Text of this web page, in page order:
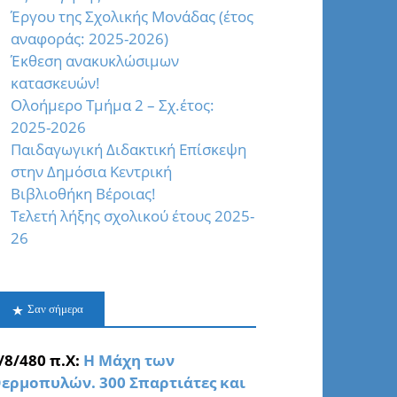
Έργου της Σχολικής Μονάδας (έτος
αναφοράς: 2025-2026)
Έκθεση ανακυκλώσιμων
κατασκευών!
Oλοήμερο Τμήμα 2 – Σχ.έτος:
2025-2026
Παιδαγωγική Διδακτική Επίσκεψη
στην Δημόσια Κεντρική
Βιβλιοθήκη Βέροιας!
Τελετή λήξης σχολικού έτους 2025-
26
Σαν σήμερα
8/480 π.Χ: Η Μάχη των
300 Σπαρτιάτες και